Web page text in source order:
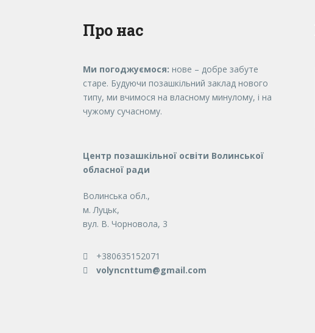
Про нас
Ми погоджуємося: нове – добре забуте
старе. Будуючи позашкільний заклад нового
типу, ми вчимося на власному минулому, і на
чужому сучасному.
Центр позашкільної освіти Волинської
обласної ради
Волинська обл.,
м. Луцьк,
вул. В. Чорновола, 3
+380635152071
volyncnttum@gmail.com